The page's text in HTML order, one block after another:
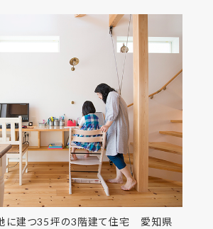
建つ35坪の3階建て住宅 愛知県